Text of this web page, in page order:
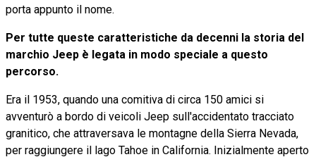
porta appunto il nome.
Per tutte queste caratteristiche da decenni la storia del
marchio Jeep è legata in modo speciale a questo
percorso.
Era il 1953, quando una comitiva di circa 150 amici si
avventurò a bordo di veicoli Jeep sull'accidentato tracciato
granitico, che attraversava le montagne della Sierra Nevada,
per raggiungere il lago Tahoe in California. Inizialmente aperto